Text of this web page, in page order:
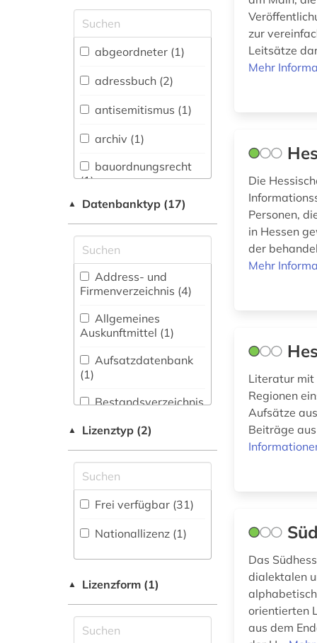
Allgemeine und
vergleichende Sprach-
und
Literaturwissenschaft.
Indogermanistik.
Außereuropäische
Sprachen und
Anglistik.
Amerikanistik (0)
Vermessungswesen (0)
Ausländische
Forschungsberichte /
Biologie,
Biotechnologie (1)
Buch- und
Bibliothekswesen,
Informationswissenschaft
Chemie und
Pharmazie (0)
Computergestützte
Ingenieurwissenschaften
(0)
Elektrotechnik,
Ethnologie (1)
abgeordneter (1)
adressbuch (2)
antisemitismus (1)
archiv (1)
bauordnungsrecht
(1)
beamtenrecht (2)
behörde (1)
besoldungsrecht (1)
bibliografie (1)
bibliographie (1)
bibliotheksbestand
(1)
bibliotheksmaterial
(1)
biografie (3)
darmstadt (1)
digitalisat (1)
▲ Datenbanktyp (17)
Address- und
Firmenverzeichnis (4)
Allgemeines
Auskunftmittel (1)
Aufsatzdatenbank
(1)
Bestandsverzeichnis
Buchhandelsverzeichnis
Disziplinäre
Forschungsdatenrepositorien
Fachbibliographie
▲ Lizenztyp (2)
Frei verfügbar (31)
Nationallizenz (1)
▲ Lizenzform (1)
zur
Leitsätze
Mehr
Die
Personen,
in Hessen
der
Mehr
Literatur mit
Regionen
Aufsätze
Beiträge
Das
dialektalen
orientierten
aus dem